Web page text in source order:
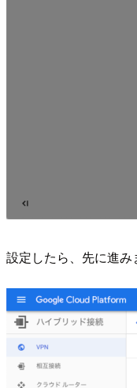
設定したら、先に進み